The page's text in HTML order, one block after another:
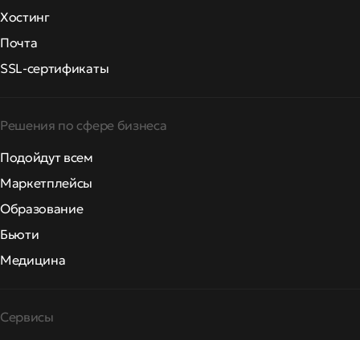
Хостинг
Почта
SSL-сертификаты
Решения по сфере бизнеса
Подойдут всем
Маркетплейсы
Образование
Бьюти
Медицина
Сервисы